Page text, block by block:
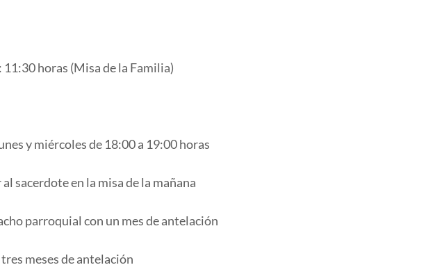
horas (Misa de la Familia)
y miércoles de 18:00 a 19:00 horas
sacerdote en la misa de la mañana
parroquial con un mes de antelación
meses de antelación